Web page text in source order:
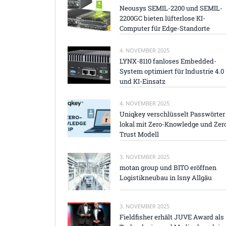
Neousys SEMIL-2200 und SEMIL-
2200GC bieten lüfterlose KI-
Computer für Edge-Standorte
4. NOVEMBER 2025
LYNX-8110 fanloses Embedded-
System optimiert für Industrie 4.0
und KI-Einsatz
4. NOVEMBER 2025
Uniqkey verschlüsselt Passwörter
lokal mit Zero-Knowledge und
Trust Modell
3. NOVEMBER 2025
motan group und BITO eröffnen
Logistikneubau in Isny Allgäu
3. NOVEMBER 2025
Fieldfisher erhält JUVE Award als